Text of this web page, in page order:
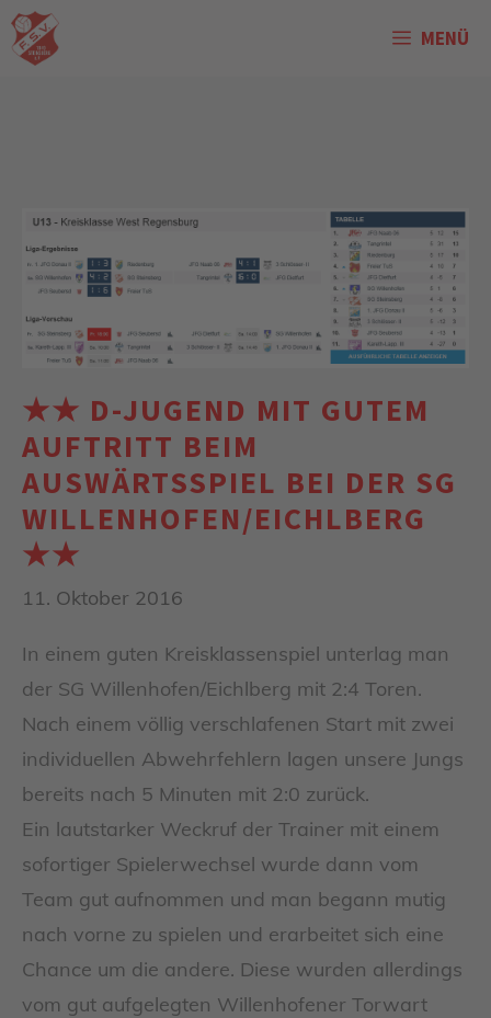
Zum
Inhalt
MENÜ
★★ D-JUGEND MIT GUTEM
AUFTRITT BEIM
AUSWÄRTSSPIEL BEI DER SG
WILLENHOFEN/EICHLBERG
★★
11. Oktober 2016
In einem guten Kreisklassenspiel unterlag man
der SG Willenhofen/Eichlberg mit 2:4 Toren.
Nach einem völlig verschlafenen Start mit zwei
individuellen Abwehrfehlern lagen unsere Jungs
bereits nach 5 Minuten mit 2:0 zurück.
Ein lautstarker Weckruf der Trainer mit einem
sofortiger Spielerwechsel wurde dann vom
Team gut aufnommen und man begann mutig
nach vorne zu spielen und erarbeitet sich eine
Chance um die andere. Diese wurden allerdings
vom gut aufgelegten Willenhofener Torwart